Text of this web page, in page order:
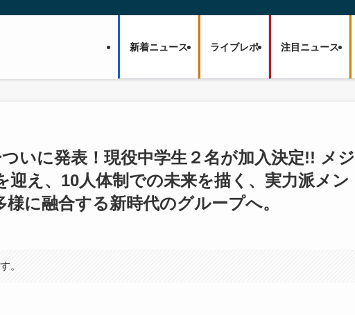
新着ニュース ライブレポ 注目ニュース
いに発表！現役中学生２名が加入決定!! メジ
迎え、10人体制での未来を描く、実力派メン
に融合する新時代のグループへ。
。